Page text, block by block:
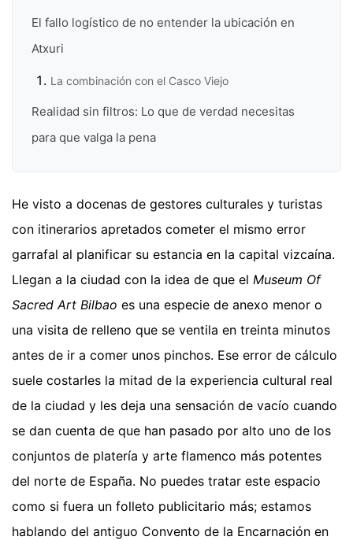
El fallo logístico de no entender la ubicación en
Atxuri
La combinación con el Casco Viejo
Realidad sin filtros: Lo que de verdad necesitas
para que valga la pena
He visto a docenas de gestores culturales y turistas
con itinerarios apretados cometer el mismo error
garrafal al planificar su estancia en la capital vizcaína.
Llegan a la ciudad con la idea de que el Museum Of
Sacred Art Bilbao es una especie de anexo menor o
una visita de relleno que se ventila en treinta minutos
antes de ir a comer unos pinchos. Ese error de cálculo
suele costarles la mitad de la experiencia cultural real
de la ciudad y les deja una sensación de vacío cuando
se dan cuenta de que han pasado por alto uno de los
conjuntos de platería y arte flamenco más potentes
del norte de España. No puedes tratar este espacio
como si fuera un folleto publicitario más; estamos
hablando del antiguo Convento de la Encarnación en